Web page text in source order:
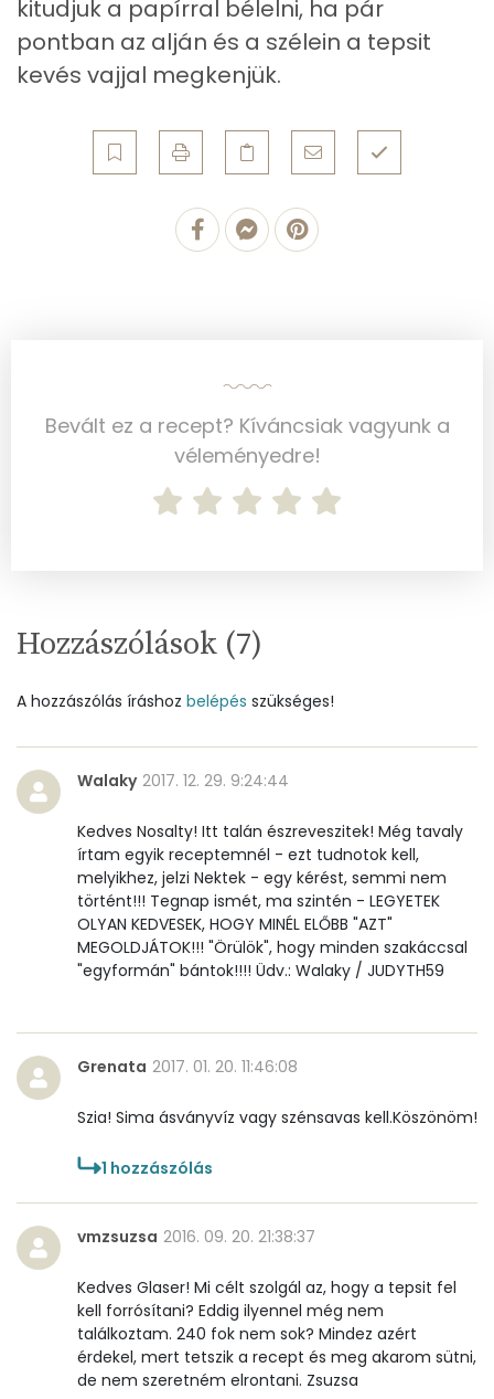
Ásványi anyagok
Összesen
Szelén
32 mg
Nátrium
102 mg
Összesen
Cukor
Élelmi rost
7 mg
Víz
Összesen 262.2 g
Vitaminok
Összesen
0
A vitamin (RAE):
84 micro
B6 vitamin:
B12 Vitamin:
0 micro
E vitamin:
C vitamin:
D vitamin:
40 micro
K vitamin:
5 micro
Tiamin - B1 vitamin:
kitudjuk a papírral bélelni, ha pár
pontban az alján és a szélein a tepsit
kevés vajjal megkenjük.
Bevált ez a recept? Kíváncsiak vagyunk a
véleményedre!
Hozzászólások (7)
A hozzászólás íráshoz belépés szükséges!
Walaky 2017. 12. 29. 9:24:44
Kedves Nosalty! Itt talán észreveszitek! Még tavaly
írtam egyik receptemnél - ezt tudnotok kell,
melyikhez, jelzi Nektek - egy kérést, semmi nem
történt!!! Tegnap ismét, ma szintén - LEGYETEK
OLYAN KEDVESEK, HOGY MINÉL ELŐBB "AZT"
MEGOLDJÁTOK!!! "Örülök", hogy minden szakáccsal
"egyformán" bántok!!!! Üdv.: Walaky / JUDYTH59
Grenata 2017. 01. 20. 11:46:08
Szia! Sima ásványvíz vagy szénsavas kell.Köszönöm!
1 hozzászólás
vmzsuzsa 2016. 09. 20. 21:38:37
Kedves Glaser! Mi célt szolgál az, hogy a tepsit fel
kell forrósítani? Eddig ilyennel még nem
találkoztam. 240 fok nem sok? Mindez azért
érdekel, mert tetszik a recept és meg akarom sütni,
de nem szeretném elrontani. Zsuzsa